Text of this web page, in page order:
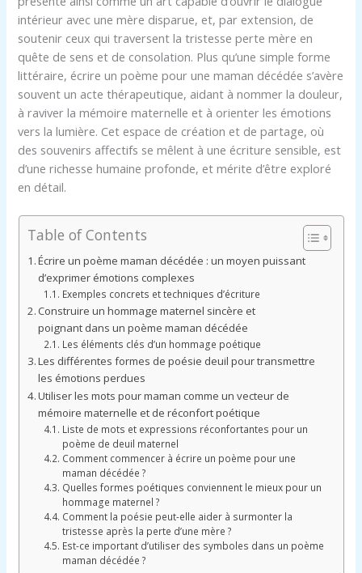
intérieur avec une mère disparue, et, par extension, de
soutenir ceux qui traversent la tristesse perte mère en
quête de sens et de consolation. Plus qu’une simple forme
littéraire, écrire un poème pour une maman décédée s’avère
souvent un acte thérapeutique, aidant à nommer la douleur,
à raviver la mémoire maternelle et à orienter les émotions
vers la lumière. Cet espace de création et de partage, où
des souvenirs affectifs se mêlent à une écriture sensible, est
d’une richesse humaine profonde, et mérite d’être exploré
en détail.
Table of Contents
Écrire un poème maman décédée : un moyen puissant
d’exprimer émotions complexes
Exemples concrets et techniques d’écriture
Construire un hommage maternel sincère et
poignant dans un poème maman décédée
Les éléments clés d’un hommage poétique
Les différentes formes de poésie deuil pour transmettre
les émotions perdues
Utiliser les mots pour maman comme un vecteur de
mémoire maternelle et de réconfort poétique
Liste de mots et expressions réconfortantes pour un
poème de deuil maternel
Comment commencer à écrire un poème pour une
maman décédée ?
Quelles formes poétiques conviennent le mieux pour un
hommage maternel ?
Comment la poésie peut-elle aider à surmonter la
tristesse après la perte d’une mère ?
Est-ce important d’utiliser des symboles dans un poème
maman décédée ?